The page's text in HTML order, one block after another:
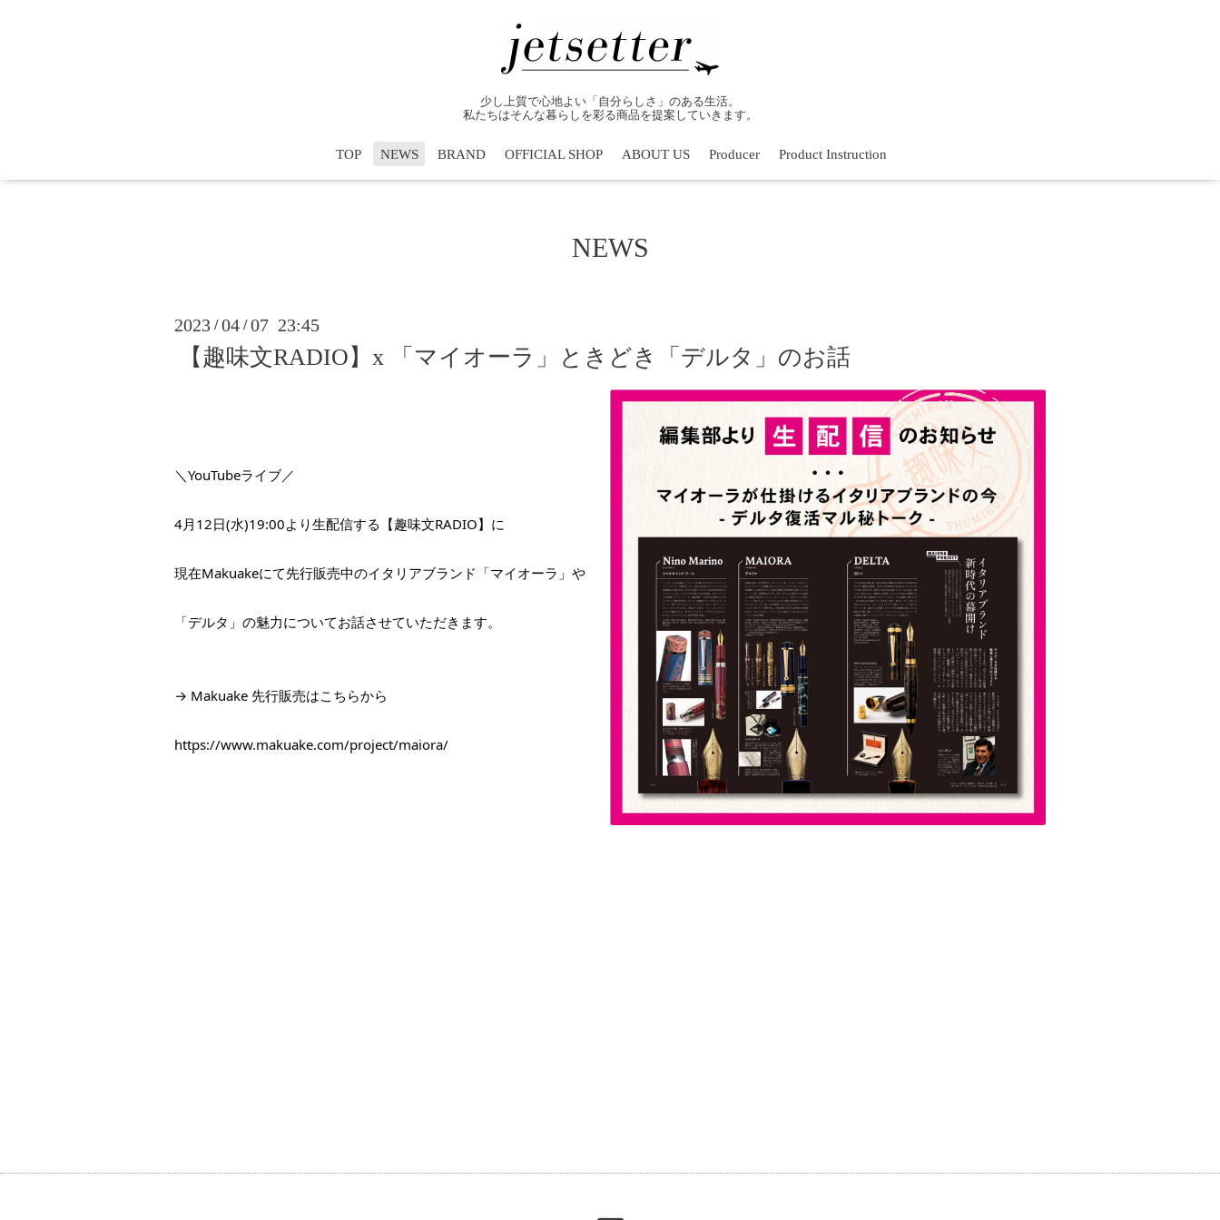
少し上質で心地よい「自分らしさ」のある生活。
私たちはそんな暮らしを彩る商品を提案していきます。
TOP NEWS BRAND OFFICIAL SHOP ABOUT US Producer Product Instruction
NEWS
2023 /04 /07 23:45
【趣味文RADIO】x 「マイオーラ」ときどき「デルタ」のお話
＼YouTubeライブ／
4月12日(水)19:00より生配信する【趣味文RADIO】に
現在Makuakeにて先行販売中のイタリアブランド「マイオーラ」や
「デルタ」の魅力についてお話させていただきます。
→ Makuake 先行販売はこちらから
https://www.makuake.com/project/maiora/